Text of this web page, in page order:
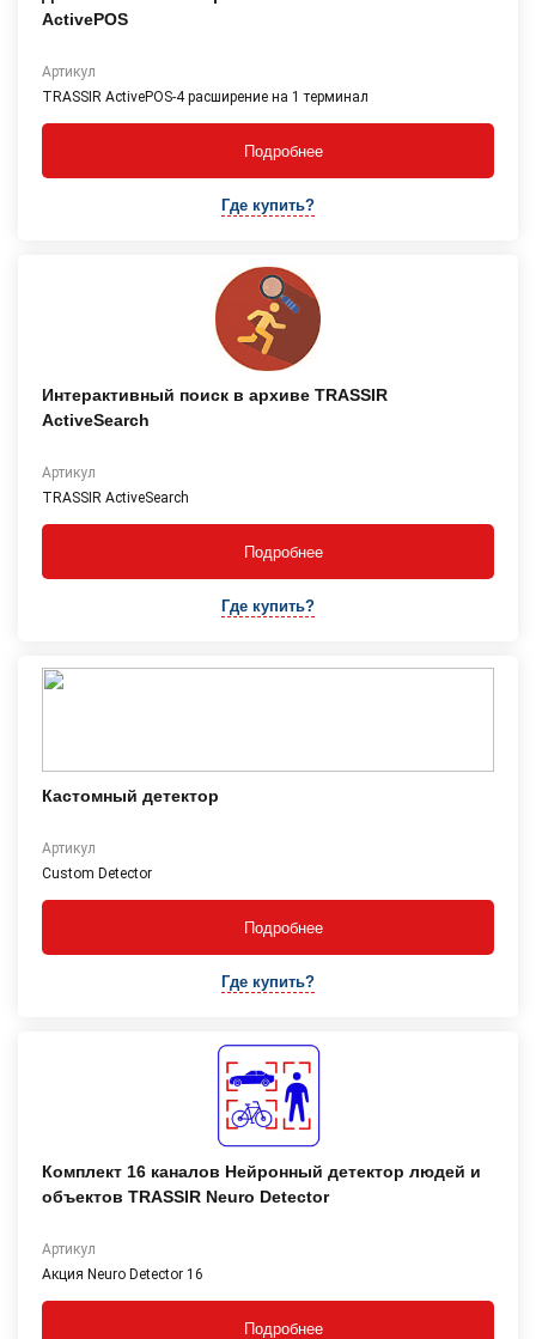
ActivePOS
Артикул
TRASSIR ActivePOS-4 расширение на 1 терминал
Подробнее
Где купить?
Интерактивный поиск в архиве TRASSIR
ActiveSearch
Артикул
TRASSIR ActiveSearch
Подробнее
Где купить?
Кастомный детектор
Артикул
Сustom Detector
Подробнее
Где купить?
Комплект 16 каналов Нейронный детектор людей и
объектов TRASSIR Neuro Detector
Артикул
Акция Neuro Detector 16
Подробнее